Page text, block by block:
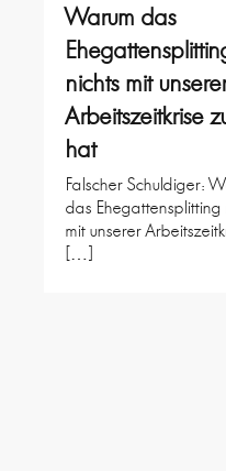
Warum das
nichts mit
Arbeitszeitkrise
hat
Falscher Schuldiger:
das Ehegattensplitting
mit unserer
[…]